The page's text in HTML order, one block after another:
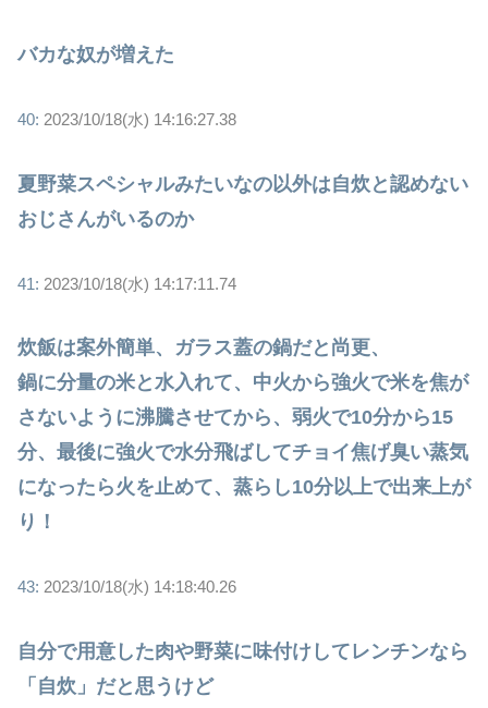
バカな奴が増えた
40: 2023/10/18(水) 14:16:27.38
夏野菜スペシャルみたいなの以外は自炊と認めない
おじさんがいるのか
41: 2023/10/18(水) 14:17:11.74
炊飯は案外簡単、ガラス蓋の鍋だと尚更、
鍋に分量の米と水入れて、中火から強火で米を焦が
さないように沸騰させてから、弱火で10分から15
分、最後に強火で水分飛ばしてチョイ焦げ臭い蒸気
になったら火を止めて、蒸らし10分以上で出来上が
り！
43: 2023/10/18(水) 14:18:40.26
自分で用意した肉や野菜に味付けしてレンチンなら
「自炊」だと思うけど